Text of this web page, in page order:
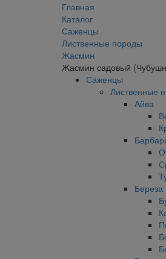
Главная
Каталог
Саженцы
Лиственные породы
Жасмин
Жасмин садовый
Саженцы
Лиственные
Айва
Береза